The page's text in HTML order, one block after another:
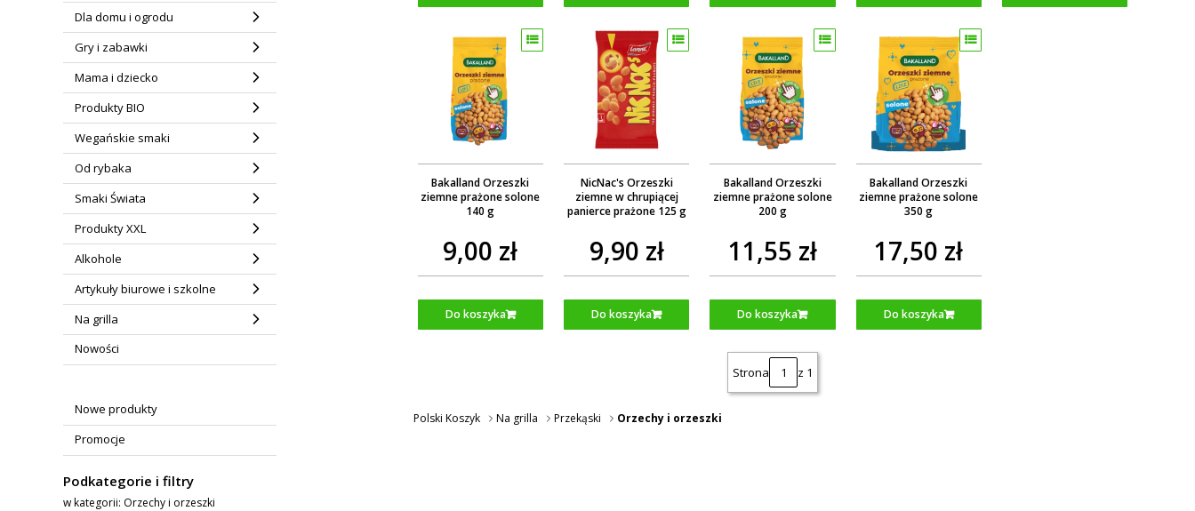
Dla domu i ogrodu
Gry i zabawki
Mama i dziecko
Produkty BIO
Wegańskie smaki
Od rybaka
Smaki Świata
Produkty XXL
Alkohole
Artykuły biurowe i szkolne
Na grilla
Nowości
Nowe produkty
Promocje
Podkategorie i filtry
w kategorii: Orzechy i orzeszki
Bakalland Orzeszki
ziemne prażone solone
140 g
9,00 zł
Do koszyka
NicNac's Orzeszki
ziemne w chrupiącej
panierce prażone 125 g
9,90 zł
Do koszyka
Bakalland Orzeszki
ziemne prażone solone
200 g
11,55 zł
Do koszyka
Bakalland Orzeszki
ziemne prażone solone
350 g
17,50 zł
Do koszyka
Strona z 1
Polski Koszyk Na grilla Przekąski Orzechy i orzeszki